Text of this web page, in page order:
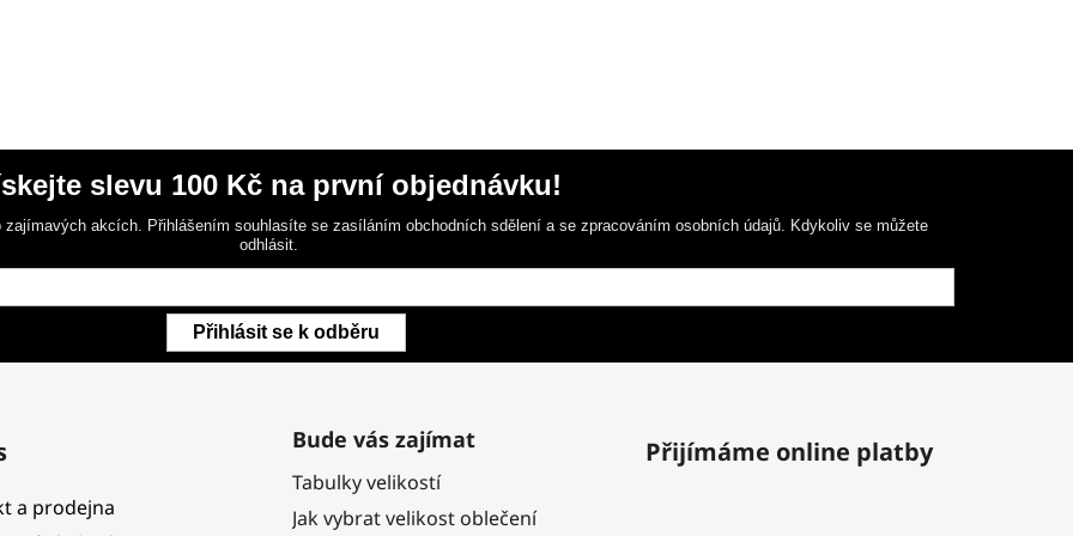
slevu 100 Kč na první objednávku!
akcích. Přihlášením souhlasíte se zasíláním obchodních sdělení a se zpracováním osobních údajů. Kdykoliv se můžete
odhlásit.
Přihlásit se k odběru
a prodejna
Bude vás zajímat
Tabulky velikostí
Jak vybrat velikost oblečení
Přijímáme online platby